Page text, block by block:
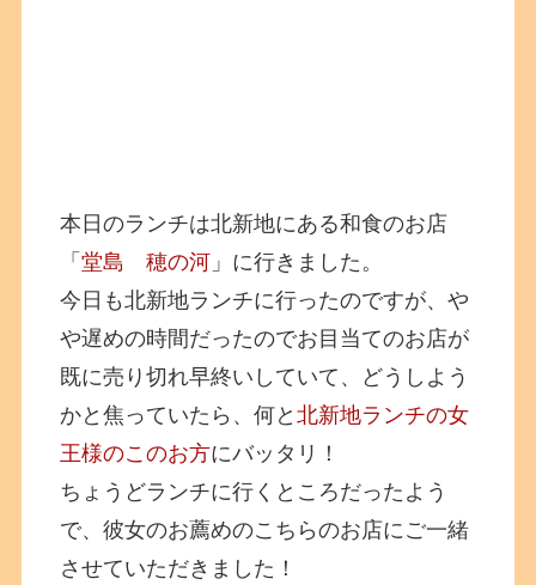
本日のランチは北新地にある和食のお店
「堂島 穂の河 」に行きました。
今日も北新地ランチに行ったのですが、や
や遅めの時間だったのでお目当てのお店が
既に売り切れ早終いしていて、どうしよう
かと焦っていたら、何と北新地ランチの女
王様のこのお方にバッタリ！
ちょうどランチに行くところだったよう
で、彼女のお薦めのこちらのお店にご一緒
させていただきました！